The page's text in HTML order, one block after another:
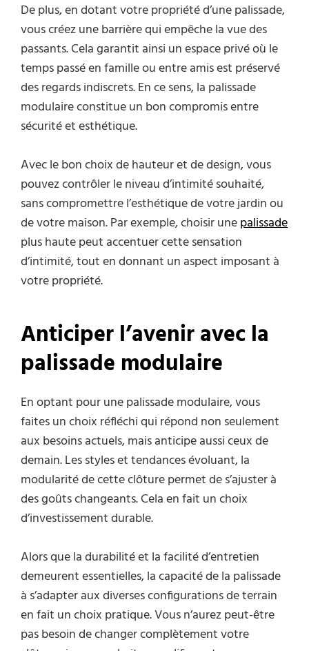
De plus, en dotant votre propriété d’une palissade,
vous créez une barrière qui empêche la vue des
passants. Cela garantit ainsi un espace privé où le
temps passé en famille ou entre amis est préservé
des regards indiscrets. En ce sens, la palissade
modulaire constitue un bon compromis entre
sécurité et esthétique.
Avec le bon choix de hauteur et de design, vous
pouvez contrôler le niveau d’intimité souhaité,
sans compromettre l’esthétique de votre jardin ou
de votre maison. Par exemple, choisir unepalissade
plus haute peut accentuer cette sensation
d’intimité, tout en donnant un aspect imposant à
votre propriété.
Anticiper l’avenir avec la
palissade modulaire
En optant pour une palissade modulaire, vous
faites un choix réfléchi qui répond non seulement
aux besoins actuels, mais anticipe aussi ceux de
demain. Les styles et tendances évoluant, la
modularité de cette clôture permet de s’ajuster à
des goûts changeants. Cela en fait un choix
d’investissement durable.
Alors que la durabilité et la facilité d’entretien
demeurent essentielles, la capacité de la palissade
à s’adapter aux diverses configurations de terrain
en fait un choix pratique. Vous n’aurez peut-être
pas besoin de changer complètement votre